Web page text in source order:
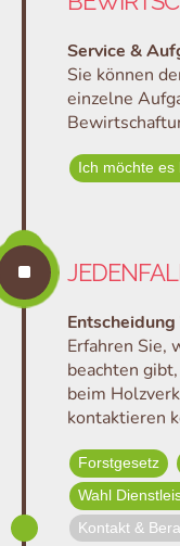
Service &
Sie können
einzelne
Ich möchte es
^
Erfahren Sie,
beachten
beim
kontaktieren
Forstgesetz
Wahl
Kontakt &